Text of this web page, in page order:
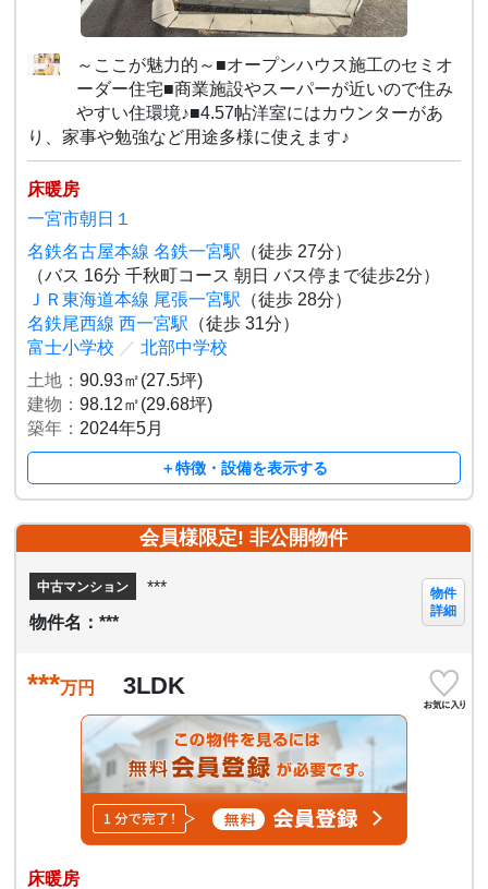
～ここが魅力的～■オープンハウス施工のセミオ
ーダー住宅■商業施設やスーパーが近いので住み
やすい住環境♪■4.57帖洋室にはカウンターがあ
り、家事や勉強など用途多様に使えます♪
床暖房
一宮市朝日１
名鉄名古屋本線 名鉄一宮駅 （徒歩 27分）
（バス 16分 千秋町コース 朝日 バス停まで徒歩2分）
ＪＲ東海道本線 尾張一宮駅 （徒歩 28分）
名鉄尾西線 西一宮駅 （徒歩 31分）
富士小学校 ／ 北部中学校
土地：90.93㎡(27.5坪)
建物：98.12㎡(29.68坪)
築年： 2024年5月
＋特徴・設備を表示する
会員様限定! 非公開物件
中古マンション
***
物件名：***
物件
詳細
***万円 3LDK
床暖房